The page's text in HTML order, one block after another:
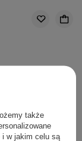
także
i w jakim celu są